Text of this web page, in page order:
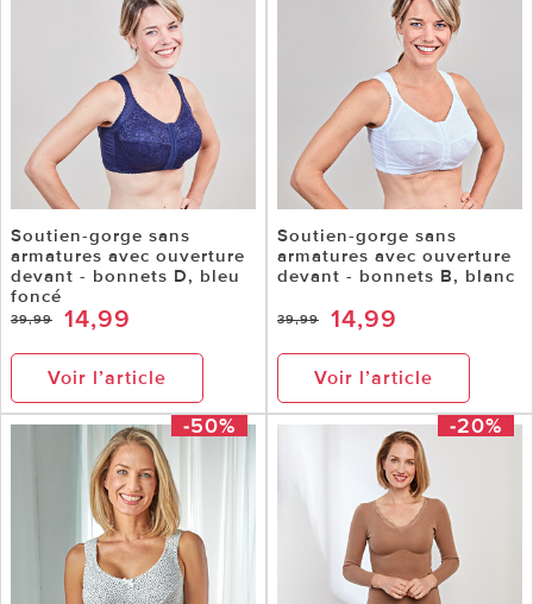
Soutien-gorge sans
armatures avec ouverture
devant - bonnets D, bleu
foncé
39,99 14,99
Voir l’article
Soutien-gorge sans
armatures avec ouverture
devant - bonnets B, blanc
39,99 14,99
Voir l’article
-50% -20%